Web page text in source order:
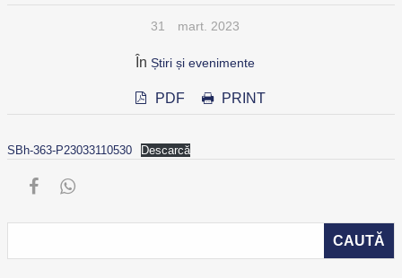
31 mart. 2023
În Știri și evenimente
PDF PRINT
SBh-363-P23033110530 Descarcă